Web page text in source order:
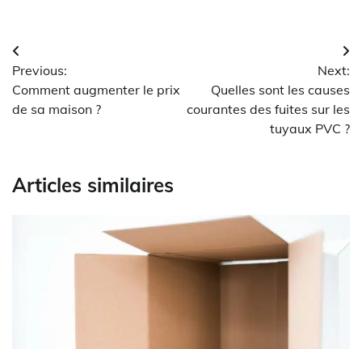
Navigation
de
l’article
Previous:
Comment augmenter le prix
de sa maison ?
Next:
Quelles sont les causes
courantes des fuites sur les
tuyaux PVC ?
Articles similaires